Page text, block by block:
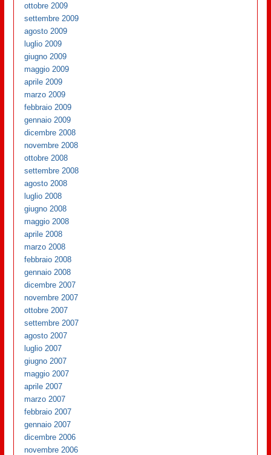
ottobre 2009
settembre 2009
agosto 2009
luglio 2009
giugno 2009
maggio 2009
aprile 2009
marzo 2009
febbraio 2009
gennaio 2009
dicembre 2008
novembre 2008
ottobre 2008
settembre 2008
agosto 2008
luglio 2008
giugno 2008
maggio 2008
aprile 2008
marzo 2008
febbraio 2008
gennaio 2008
dicembre 2007
novembre 2007
ottobre 2007
settembre 2007
agosto 2007
luglio 2007
giugno 2007
maggio 2007
aprile 2007
marzo 2007
febbraio 2007
gennaio 2007
dicembre 2006
novembre 2006